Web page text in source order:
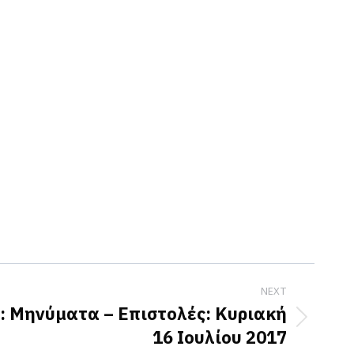
NEXT
– Επιστολές: Κυριακή
16 Ιουλίου 2017